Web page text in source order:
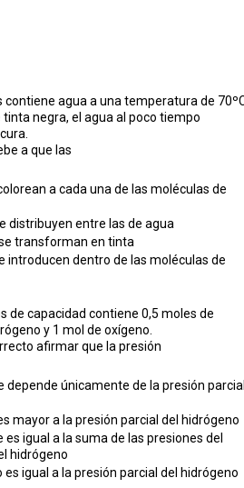
contiene agua a una temperatura de
negra, el agua al poco tiempo
a que las
a cada una de las moléculas de
distribuyen entre las de agua
transforman en tinta
introducen dentro de las moléculas de
de capacidad contiene 0,5 moles de
y 1 mol de oxígeno.
afirmar que la presión
depende únicamente de la presión
mayor a la presión parcial del hidrógeno
igual a la suma de las presiones del
hidrógeno
es igual a la presión parcial del hidrógeno